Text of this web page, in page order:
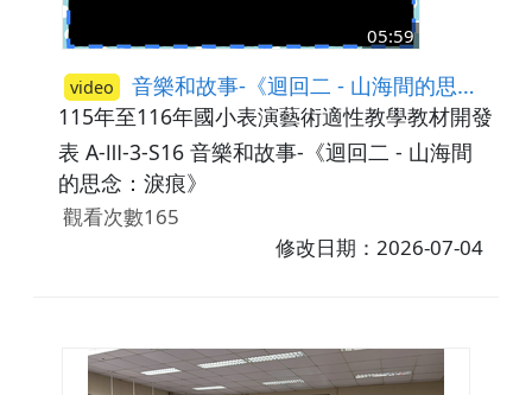
05:59
video 音樂和故事-《迴回二 - 山海間的思念：淚痕》
115年至116年國小表演藝術適性教學教材開發計
表 A-Ⅲ-3-S16 音樂和故事-《迴回二 - 山海間
的思念：淚痕》
觀看次數165
修改日期：2026-07-04